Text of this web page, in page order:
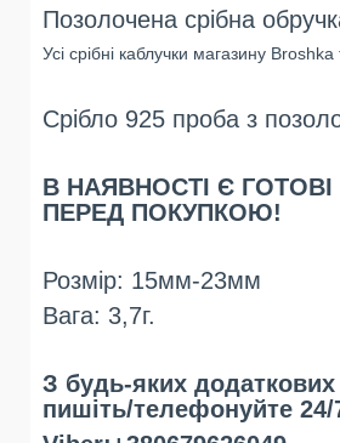
Позолочена срібна
Усі срібні каблучки магазину Broshka
Срібло 925 проба з
В НАЯВНОСТІ Є
ПЕРЕД ПОКУПКОЮ!
Розмір: 15мм-23мм
Вага: 3,7г.
З будь-яких
пишіть/телефонуйте 24/